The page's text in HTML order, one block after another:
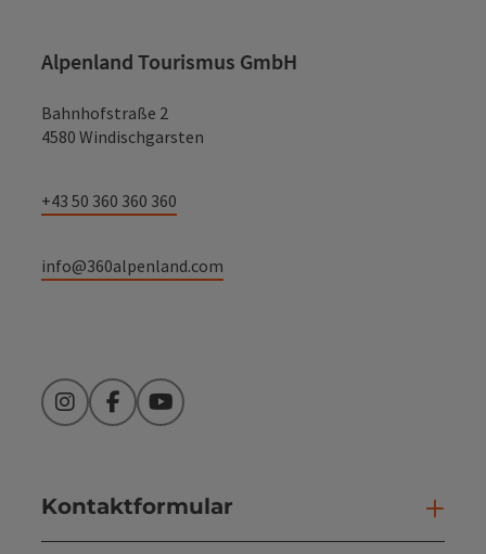
Alpenland Tourismus GmbH
Bahnhofstraße 2
4580 Windischgarsten
+43 50 360 360 360
info@360alpenland.com
InstagramFacebookYouTube
Kontaktformular